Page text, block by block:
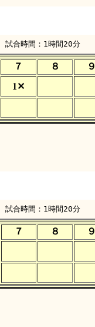
試合時間：1時間20分
７ ８ ９
1✕
試合時間：1時間20分
７ ８ ９